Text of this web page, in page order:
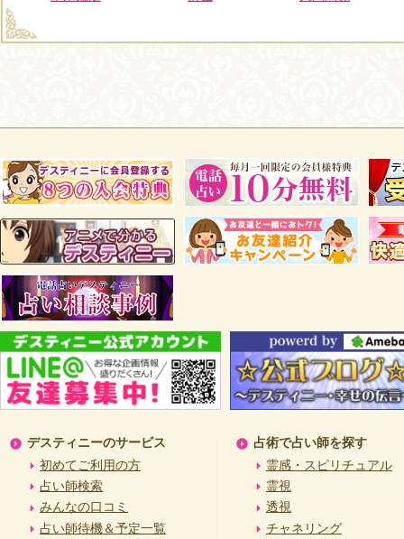
デスティニーのサービス
初めてご利用の方
占い師検索
みんなの口コミ
占い師待機＆予定一覧
占術で占い師を探す
霊感・スピリチュアル
霊視
透視
チャネリング